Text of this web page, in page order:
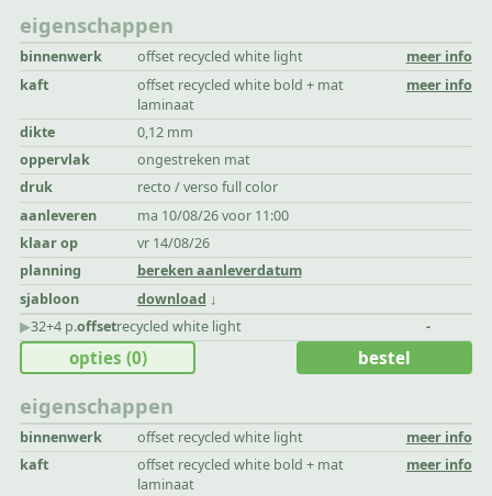
eigenschappen
binnenwerk offset recycled white light
meer info
kaft
offset recycled white bold + mat
laminaat
meer info
dikte
0,12 mm
oppervlak
ongestreken mat
druk
recto / verso full color
aanleveren
ma 10/08/26 voor 11:00
klaar op
vr 14/08/26
planning
bereken aanleverdatum
sjabloon
download
▶︎32+4 p.offsetrecycled white light -
eigenschappen
binnenwerk offset recycled white light
meer info
kaft
offset recycled white bold + mat
laminaat
meer info
opties (0) bestel